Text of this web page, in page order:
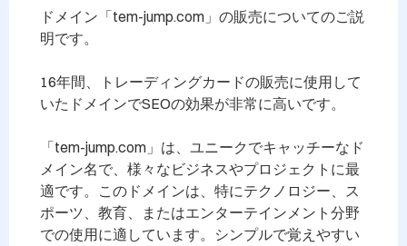
ドメイン「tem-jump.com」の販売についてのご説
明です。
16年間、トレーディングカードの販売に使用して
いたドメインでSEOの効果が非常に高いです。
「tem-jump.com」は、ユニークでキャッチーなド
メイン名で、様々なビジネスやプロジェクトに最
適です。このドメインは、特にテクノロジー、ス
ポーツ、教育、またはエンターテインメント分野
での使用に適しています。シンプルで覚えやすい